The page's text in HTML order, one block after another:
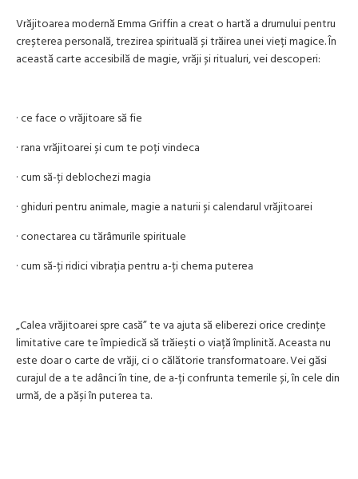
Vrăjitoarea modernă Emma Griffin a creat o hartă a drumului pentru
creșterea personală, trezirea spirituală și trăirea unei vieți magice. În
această carte accesibilă de magie, vrăji și ritualuri, vei descoperi:
· ce face o vrăjitoare să fie
· rana vrăjitoarei și cum te poți vindeca
· cum să-ți deblochezi magia
· ghiduri pentru animale, magie a naturii și calendarul vrăjitoarei
· conectarea cu tărâmurile spirituale
· cum să-ți ridici vibrația pentru a-ți chema puterea
„Calea vrăjitoarei spre casă” te va ajuta să eliberezi orice credințe
limitative care te împiedică să trăiești o viață împlinită. Aceasta nu
este doar o carte de vrăji, ci o călătorie transformatoare. Vei găsi
curajul de a te adânci în tine, de a-ți confrunta temerile și, în cele din
urmă, de a păși în puterea ta.